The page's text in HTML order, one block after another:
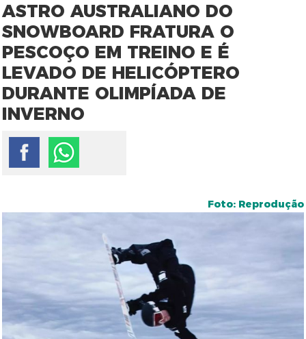
ASTRO AUSTRALIANO DO
SNOWBOARD FRATURA O
PESCOÇO EM TREINO E É
LEVADO DE HELICÓPTERO
DURANTE OLIMPÍADA DE
INVERNO
Foto: Reprodução